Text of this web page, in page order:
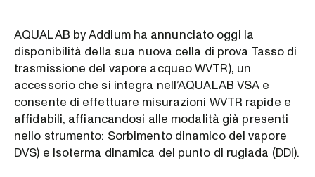
AQUALAB by Addium ha annunciato oggi la
disponibilità della sua nuova cella di prova Tasso di
trasmissione del vapore acqueo WVTR), un
accessorio che si integra nell’AQUALAB VSA e
consente di effettuare misurazioni WVTR rapide e
affidabili, affiancandosi alle modalità già presenti
nello strumento: Sorbimento dinamico del vapore
DVS) e Isoterma dinamica del punto di rugiada (DDI).